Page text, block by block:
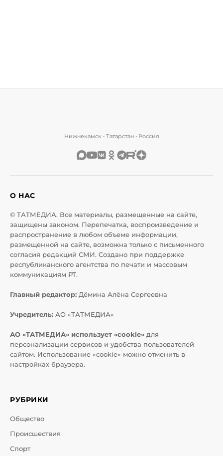
Нижнекамск • Татарстан • Россия
О НАС
© ТАТМЕДИА. Все материалы, размещенные на сайте,
защищены законом. Перепечатка, воспроизведение и
распространение в любом объеме информации,
размещенной на сайте, возможна только с письменного
согласия редакций СМИ. Создано при поддержке
республиканского агентства по печати и массовым
коммуникациям РТ.
Главный редактор: Дёмина Алёна Сергеевна
Учредитель: АО «ТАТМЕДИА»
АО «ТАТМЕДИА» использует «cookie» для
персонализации сервисов и удобства пользователей
сайтом. Использование «cookie» можно отменить в
настройках браузера.
РУБРИКИ
Общество
Происшествия
Спорт